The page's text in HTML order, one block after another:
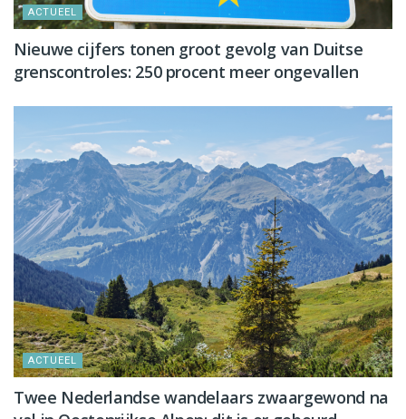
ACTUEEL
Nieuwe cijfers tonen groot gevolg van Duitse
grenscontroles: 250 procent meer ongevallen
ACTUEEL
Twee Nederlandse wandelaars zwaargewond na